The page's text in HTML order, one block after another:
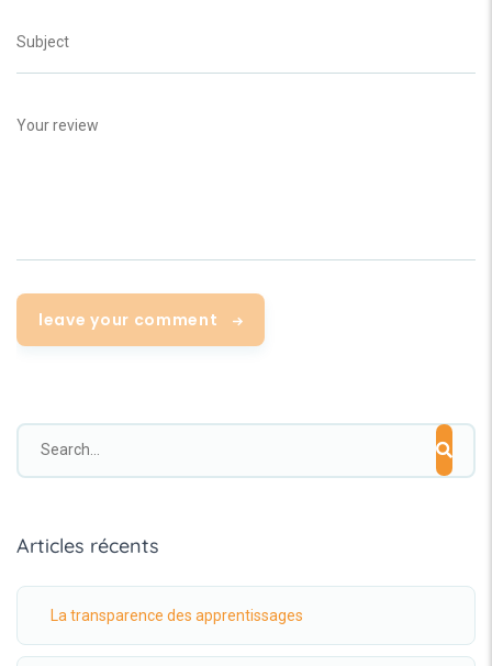
leave your comment
Articles récents
La transparence des apprentissages